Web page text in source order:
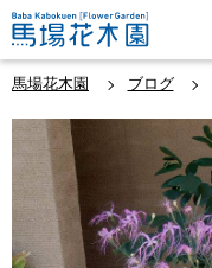
馬場花木園 ブログ